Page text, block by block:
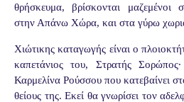
θρήσκευμα, βρίσκονται μαζεμένοι
στην Απάνω Χώρα, και στα γύρω
Χιώτικης καταγωγής είναι ο
καπετάνιος του, Στρατής
Καρμελίνα Ρούσσου που κατεβαίνει
θείους της. Εκεί θα γνωρίσει τον